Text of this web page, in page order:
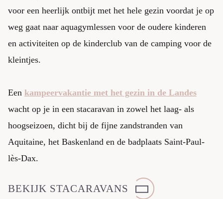
voor een heerlijk ontbijt met het hele gezin voordat je op
weg gaat naar aquagymlessen voor de oudere kinderen
en activiteiten op de kinderclub van de camping voor de
kleintjes.
Een kampeervakantie met het gezin in de Landes
wacht op je in een stacaravan in zowel het laag- als
hoogseizoen, dicht bij de fijne zandstranden van
Aquitaine, het Baskenland en de badplaats Saint-Paul-
lès-Dax.
BEKIJK STACARAVANS